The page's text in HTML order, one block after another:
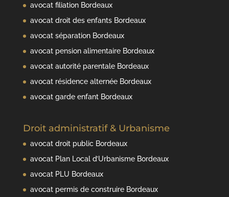
avocat filiation Bordeaux
avocat droit des enfants Bordeaux
avocat séparation Bordeaux
avocat pension alimentaire Bordeaux
avocat autorité parentale Bordeaux
avocat résidence alternée Bordeaux
avocat garde enfant Bordeaux
Droit administratif & Urbanisme
avocat droit public Bordeaux
avocat Plan Local d’Urbanisme Bordeaux
avocat PLU Bordeaux
avocat permis de construire Bordeaux